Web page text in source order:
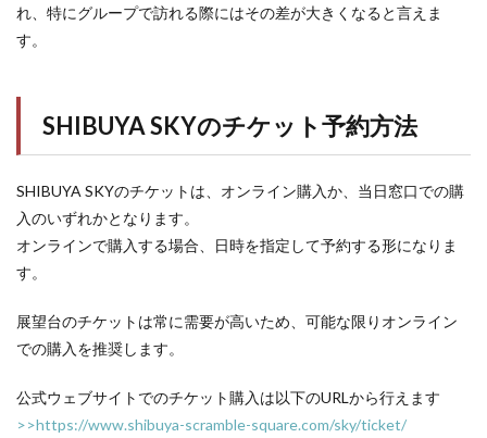
れ、特にグループで訪れる際にはその差が大きくなると言えま
す。
SHIBUYA SKYのチケット予約方法
SHIBUYA SKYのチケットは、オンライン購入か、当日窓口での購
入のいずれかとなります。
オンラインで購入する場合、日時を指定して予約する形になりま
す。
展望台のチケットは常に需要が高いため、可能な限りオンライン
での購入を推奨します。
公式ウェブサイトでのチケット購入は以下のURLから行えます
>>https://www.shibuya-scramble-square.com/sky/ticket/